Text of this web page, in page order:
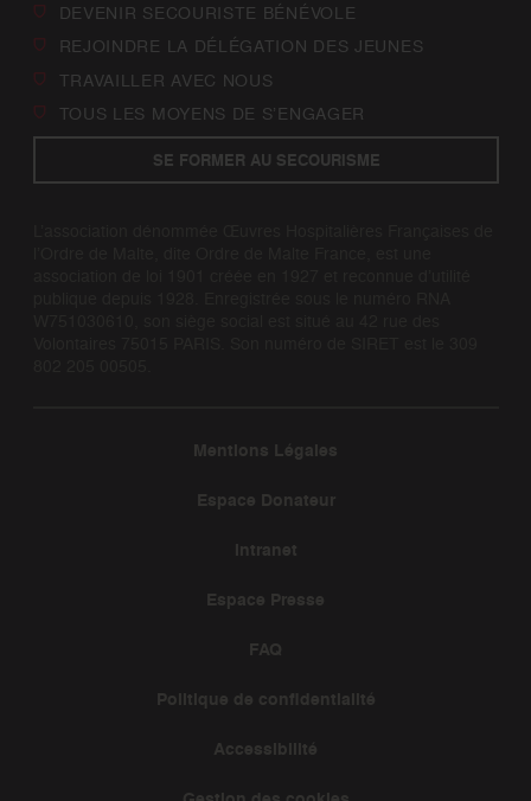
DEVENIR SECOURISTE BÉNÉVOLE
REJOINDRE LA DÉLÉGATION DES JEUNES
TRAVAILLER AVEC NOUS
TOUS LES MOYENS DE S’ENGAGER
SE FORMER AU SECOURISME
Mentions Légales
Espace Donateur
Intranet
Espace Presse
FAQ
Politique de confidentialité
Accessibilité